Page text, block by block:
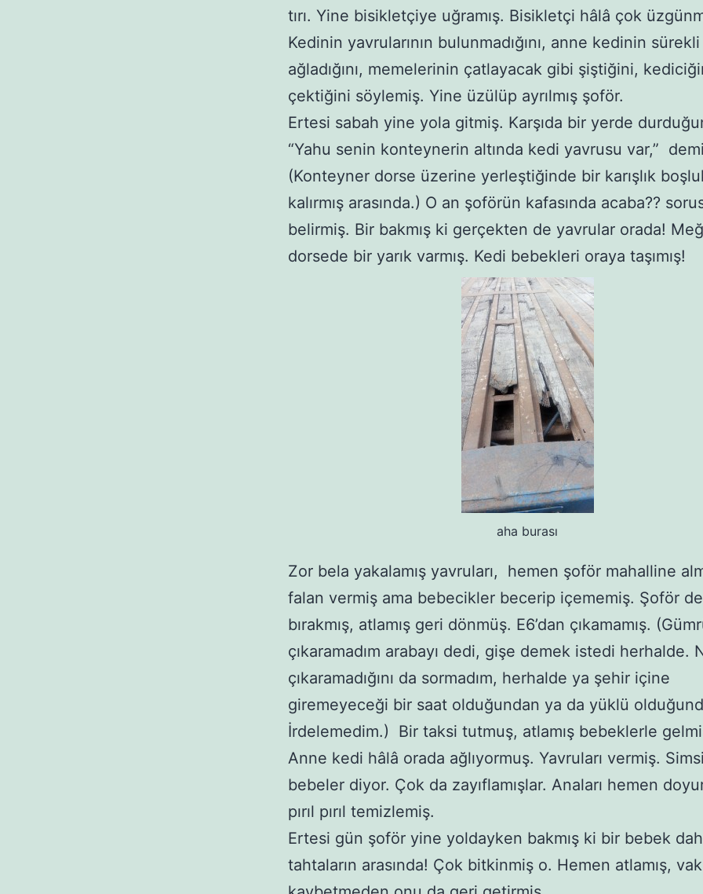
tırı. Yine bisikletçiye uğramış. Bisikletçi hâlâ çok
Kedinin yavrularının bulunmadığını, anne kedinin sürekli
ağladığını, memelerinin çatlayacak gibi şiştiğini,
çektiğini söylemiş. Yine üzülüp ayrılmış şoför.
Ertesi sabah yine yola gitmiş. Karşıda bir yerde
“Yahu senin konteynerin altında kedi yavrusu var,”
(Konteyner dorse üzerine yerleştiğinde bir karışlık
kalırmış arasında.) O an şoförün kafasında acaba??
belirmiş. Bir bakmış ki gerçekten de yavrular orada!
dorsede bir yarık varmış. Kedi bebekleri oraya taşımış!
aha burası
Zor bela yakalamış yavruları, hemen şoför mahalline
falan vermiş ama bebecikler becerip içememiş. Şoför
bırakmış, atlamış geri dönmüş. E6’dan çıkamamış.
çıkaramadım arabayı dedi, gişe demek istedi herhalde.
çıkaramadığını da sormadım, herhalde ya şehir içine
giremeyeceği bir saat olduğundan ya da yüklü
İrdelemedim.) Bir taksi tutmuş, atlamış bebeklerle
Anne kedi hâlâ orada ağlıyormuş. Yavruları vermiş.
bebeler diyor. Çok da zayıflamışlar. Anaları hemen
pırıl pırıl temizlemiş.
Ertesi gün şoför yine yoldayken bakmış ki bir bebek
tahtaların arasında! Çok bitkinmiş o. Hemen atlamış,